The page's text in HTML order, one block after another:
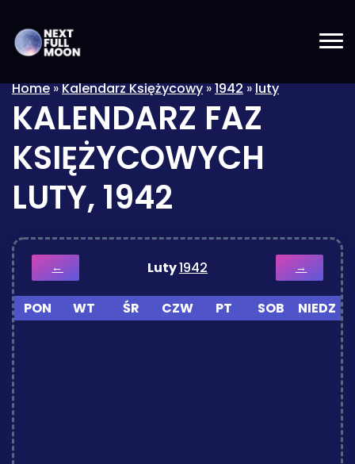
Home»Kalendarz Księżycowy»1942»luty
KALENDARZ FAZ
KSIĘŻYCOWYCH
LUTY, 1942
← Luty1942 →
PON WT ŚR CZW PT SOB NIEDZ